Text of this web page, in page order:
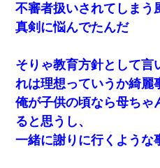
不審者扱いされてしまう
真剣に悩んでたんだ
そりゃ教育方針として言
れは理想っていうか綺麗
俺が子供の頃なら母ちゃ
ると思うし、
一緒に謝りに行くような